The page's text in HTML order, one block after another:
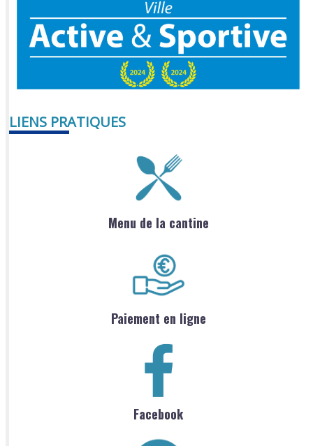
LIENS PRATIQUES
Menu de la cantine
Paiement en ligne
Facebook